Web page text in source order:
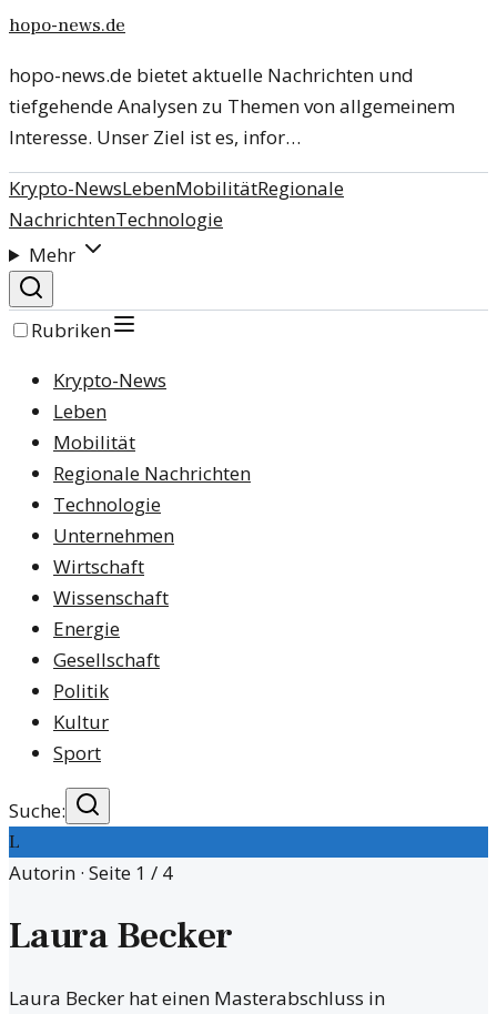
hopo-news.de
hopo-news.de bietet aktuelle Nachrichten und
tiefgehende Analysen zu Themen von allgemeinem
Interesse. Unser Ziel ist es, infor…
Krypto-NewsLebenMobilitätRegionale
NachrichtenTechnologie
Mehr
Rubriken
Krypto-News
Leben
Mobilität
Regionale Nachrichten
Technologie
Unternehmen
Wirtschaft
Wissenschaft
Energie
Gesellschaft
Politik
Kultur
Sport
Suche:
L
Autorin · Seite 1 / 4
Laura Becker
Laura Becker hat einen Masterabschluss in